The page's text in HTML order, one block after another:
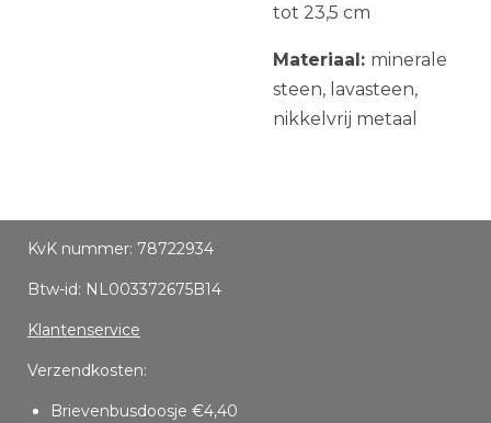
tot 23,5 cm
Materiaal: minerale
steen, lavasteen,
nikkelvrij metaal
KvK nummer: 78722934
Btw-id: NL003372675B14
Klantenservice
Verzendkosten:
Brievenbusdoosje €4,40